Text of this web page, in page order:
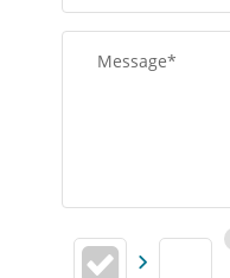
Message*